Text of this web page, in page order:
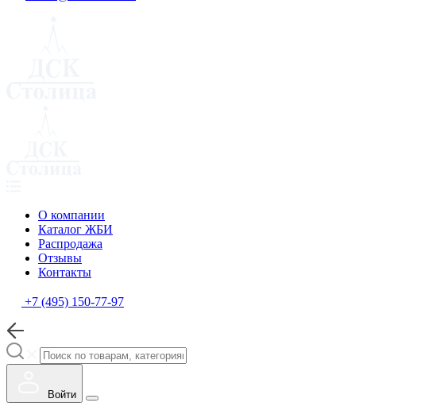
О компании
Каталог ЖБИ
Распродажа
Отзывы
Контакты
+7 (495) 150-77-97
Войти